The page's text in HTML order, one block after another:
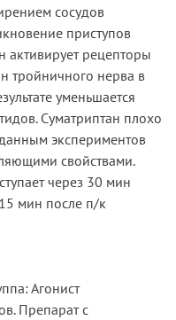
сосудов
приступов
активирует рецепторы
тройничного нерва в
уменьшается
Суматриптан плохо
экспериментов
свойствами.
через 30 мин
мин после п/к
Агонист
Препарат с